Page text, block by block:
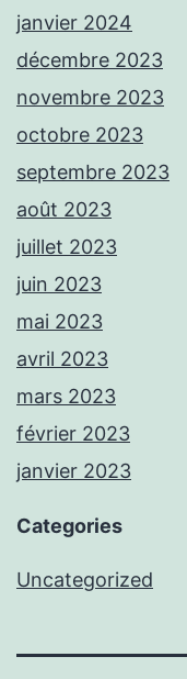
janvier 2024
décembre 2023
novembre 2023
octobre 2023
septembre 2023
août 2023
juillet 2023
juin 2023
mai 2023
avril 2023
mars 2023
février 2023
janvier 2023
Categories
Uncategorized